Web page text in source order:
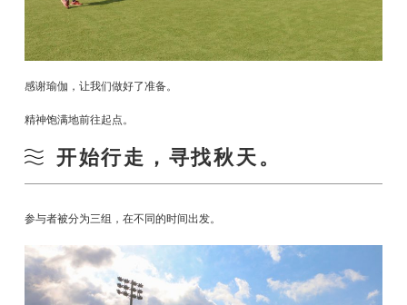
感谢瑜伽，让我们做好了准备。
精神饱满地前往起点。
开始行走，寻找秋天。
参与者被分为三组，在不同的时间出发。